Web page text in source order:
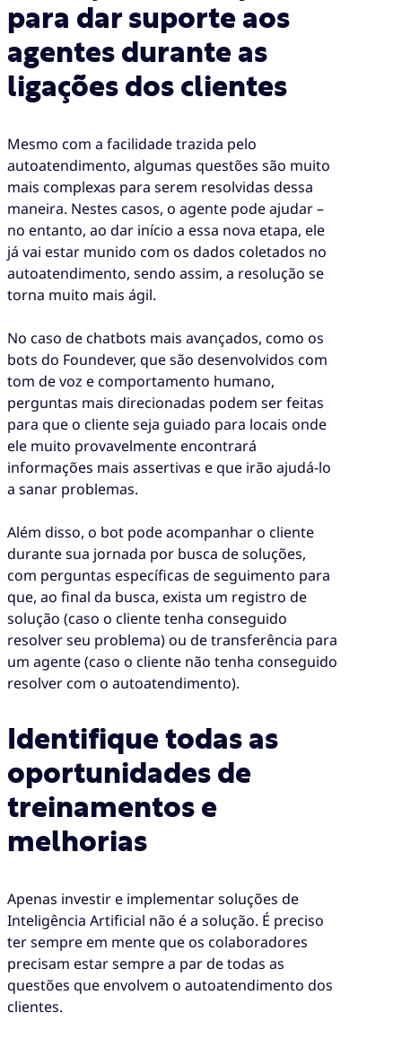
para dar suporte aos
agentes durante as
ligações dos clientes
Mesmo com a facilidade trazida pelo
autoatendimento, algumas questões são muito
mais complexas para serem resolvidas dessa
maneira. Nestes casos, o agente pode ajudar –
no entanto, ao dar início a essa nova etapa, ele
já vai estar munido com os dados coletados no
autoatendimento, sendo assim, a resolução se
torna muito mais ágil.
No caso de chatbots mais avançados, como os
bots do Foundever, que são desenvolvidos com
tom de voz e comportamento humano,
perguntas mais direcionadas podem ser feitas
para que o cliente seja guiado para locais onde
ele muito provavelmente encontrará
informações mais assertivas e que irão ajudá-lo
a sanar problemas.
Além disso, o bot pode acompanhar o cliente
durante sua jornada por busca de soluções,
com perguntas específicas de seguimento para
que, ao final da busca, exista um registro de
solução (caso o cliente tenha conseguido
resolver seu problema) ou de transferência para
um agente (caso o cliente não tenha conseguido
resolver com o autoatendimento).
Identifique todas as
oportunidades de
treinamentos e
melhorias
Apenas investir e implementar soluções de
Inteligência Artificial não é a solução. É preciso
ter sempre em mente que os colaboradores
precisam estar sempre a par de todas as
questões que envolvem o autoatendimento dos
clientes.